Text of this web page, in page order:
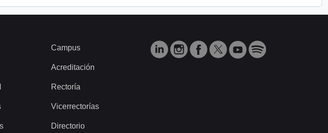
Campus
Acreditación
Rectoría
Vicerrectorías
Directorio